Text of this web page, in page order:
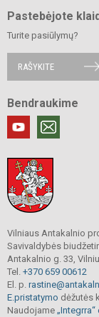
Pastebėjote
Turite pasiūlymų?
RAŠYKITE
Bendraukime
Vilniaus Antakalnio
Savivaldybės
Antakalnio g. 33,
Tel. +370 659 00612
El. p.
E.pristatymo dėžutės
Naudojame